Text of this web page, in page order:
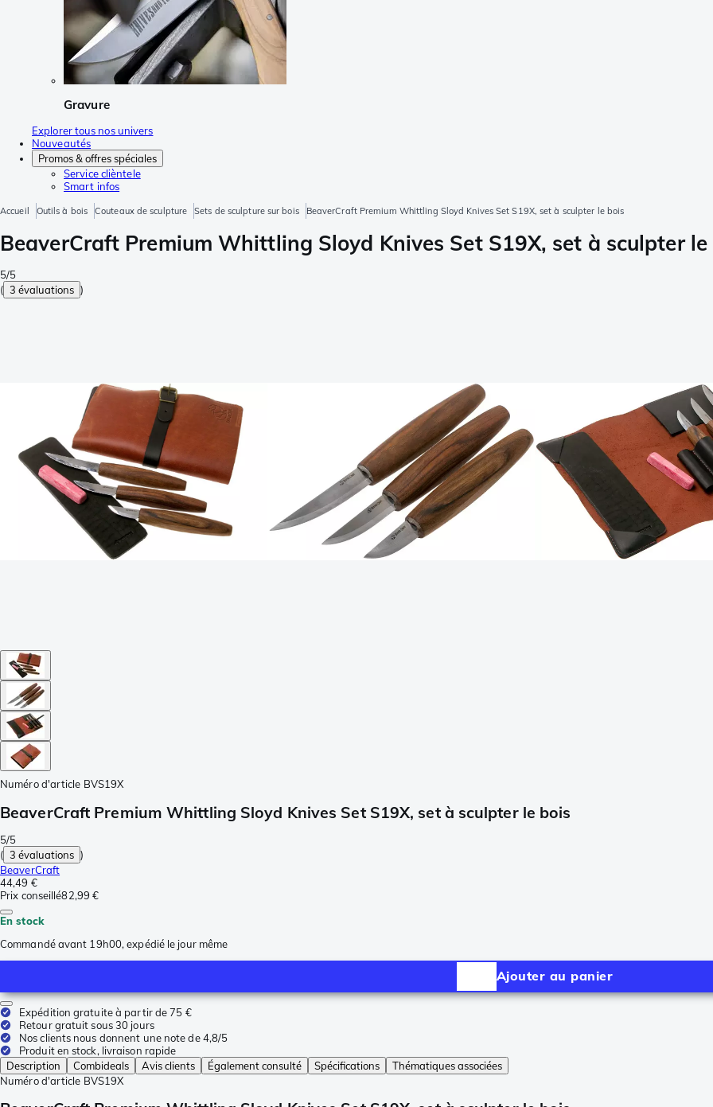
Gravure
Explorer tous nos univers
Nouveautés
Promos & offres spéciales
Service clièntele
Smart infos
Accueil Outils à bois Couteaux de sculpture Sets de sculpture sur bois BeaverCraft Premium Whittling Sloyd Knives Set S19X, set à sculpter le bois
BeaverCraft Premium Whittling Sloyd Knives Set S19X, set à sculpter le
5/5
( 3 évaluations )
Numéro d'article BVS19X
BeaverCraft Premium Whittling Sloyd Knives Set S19X, set à sculpter le bois
5/5
( 3 évaluations )
BeaverCraft
44,49 €
Prix conseillé82,99 €
En stock
Commandé avant 19h00, expédié le jour même
Ajouter au panier
Expédition gratuite à partir de 75 €
Retour gratuit sous 30 jours
Nos clients nous donnent une note de 4,8/5
Produit en stock, livraison rapide
Description
Combideals Avis clients Également consulté Spécifications
Thématiques associées
Numéro d'article BVS19X